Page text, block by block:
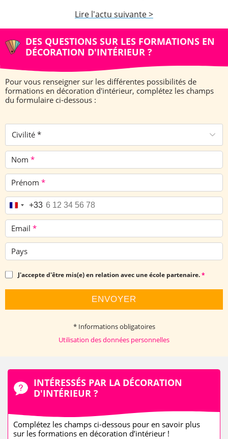
Lire l'actu suivante >
DES QUESTIONS SUR LES FORMATIONS EN
DÉCORATION D'INTÉRIEUR ?
Pour vous renseigner sur les différentes possibilités de
formations en décoration d'intérieur, complétez les champs
du formulaire ci-dessous :
Civilité *
Nom *
Prénom *
Téléphone *
+33
Email *
Pays
J'accepte d'être mis(e) en relation avec une école partenaire.*
ENVOYER
* Informations obligatoires
Utilisation des données personnelles
INTÉRESSÉS PAR LA DÉCORATION
D'INTÉRIEUR ?
Complétez les champs ci-dessous pour en savoir plus
sur les formations en décoration d’intérieur !